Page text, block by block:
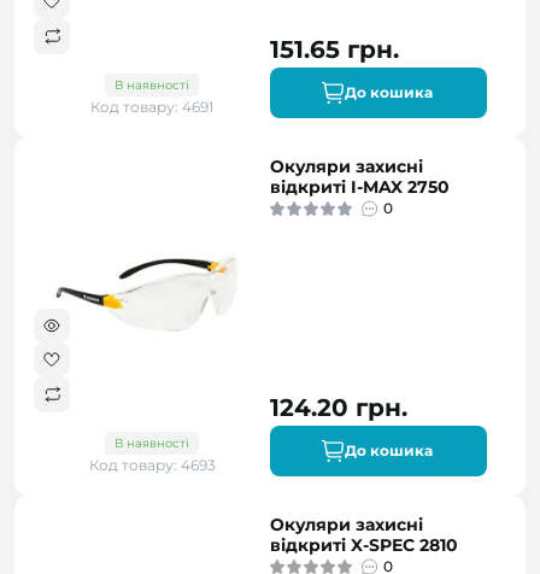
В наявності
Код товару: 4691
151.65 грн.
До кошика
В наявності
Код товару: 4693
Окуляри захисні
відкриті I-MAX 2750
0
124.20 грн.
До кошика
Окуляри захисні
відкриті X-SPEC 2810
0